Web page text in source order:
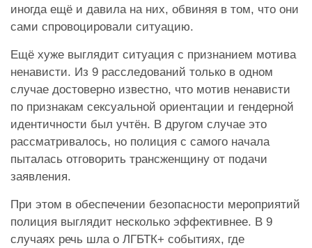
иногда ещё и давила на них, обвиняя в том, что они
сами спровоцировали ситуацию.
Ещё хуже выглядит ситуация с признанием мотива
ненависти. Из 9 расследований только в одном
случае достоверно известно, что мотив ненависти
по признакам сексуальной ориентации и гендерной
идентичности был учтён. В другом случае это
рассматривалось, но полиция с самого начала
пыталась отговорить трансженщину от подачи
заявления.
При этом в обеспечении безопасности мероприятий
полиция выглядит несколько эффективнее. В 9
случаях речь шла о ЛГБТК+ событиях, где